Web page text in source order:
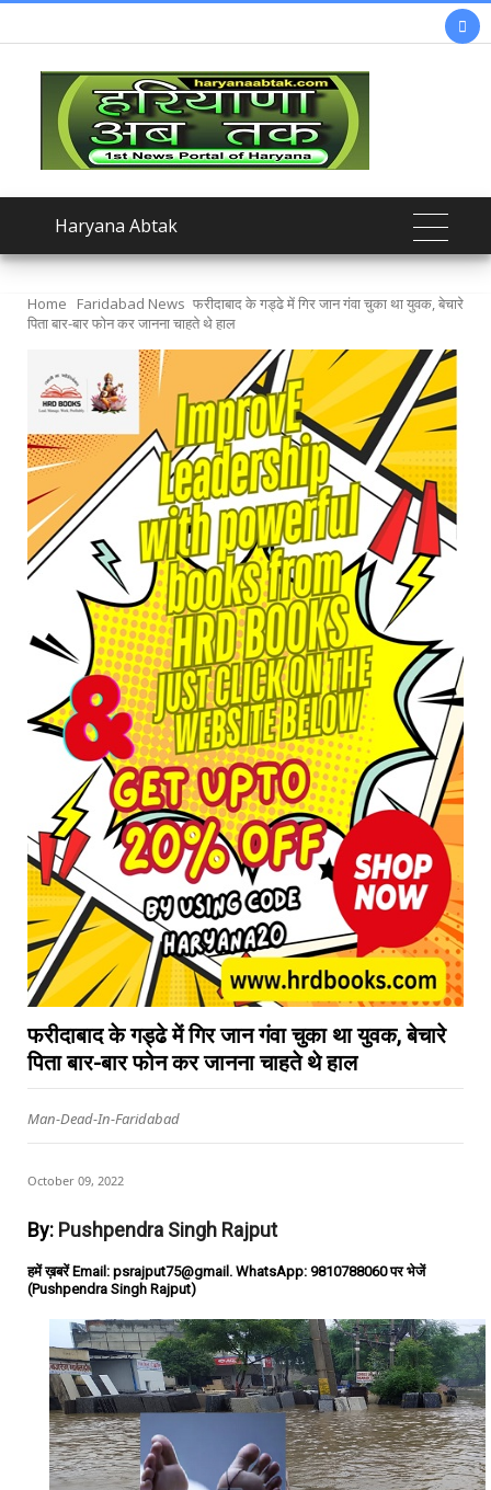

Haryana Abtak
Home Faridabad News फरीदाबाद के गड्ढे में गिर जान गंवा चुका था युवक, बेचारे
पिता बार-बार फोन कर जानना चाहते थे हाल
फरीदाबाद के गड्ढे में गिर जान गंवा चुका था युवक, बेचारे
पिता बार-बार फोन कर जानना चाहते थे हाल
Man-Dead-In-Faridabad
October 09, 2022
By: Pushpendra Singh Rajput
हमें ख़बरें Email: psrajput75@gmail. WhatsApp: 9810788060 पर भेजें
(Pushpendra Singh Rajput)